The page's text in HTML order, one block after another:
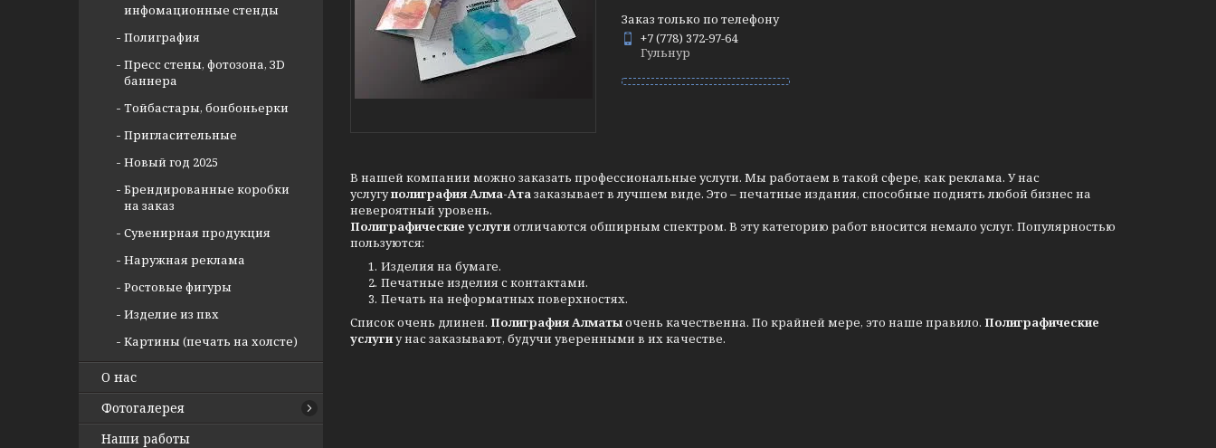
Заказ только по телефону
+7 (778) 372-97-64
Гульнур
В нашей компании можно заказать профессиональные услуги. Мы работаем в такой сфере, как реклама. У нас
услугуполиграфия Алма-Атазаказывает в лучшем виде. Это – печатные издания, способные поднять любой бизнес на
невероятный уровень.
Полиграфические услугиотличаются обширным спектром. В эту категорию работ вносится немало услуг. Популярностью
пользуются:
Изделия на бумаге.
Печатные изделия с контактами.
Печать на неформатных поверхностях.
Список очень длинен. Полиграфия Алматыочень качественна. По крайней мере, это наше правило. Полиграфические
услугиу нас заказывают, будучи уверенными в их качестве.
инфомационные стенды
Полиграфия
Пресс стены, фотозона, ЗD
баннера
Тойбастары, бонбоньерки
Пригласительные
Новый год 2025
Брендированные коробки
на заказ
Сувенирная продукция
Наружная реклама
Ростовые фигуры
Изделие из пвх
Картины (печать на холсте)
О нас
Фотогалерея
Наши работы